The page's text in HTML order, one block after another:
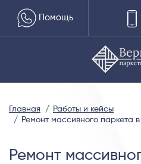
Помощь
Главная
Работы и кейсы
Ремонт массивного паркета
Ремонт